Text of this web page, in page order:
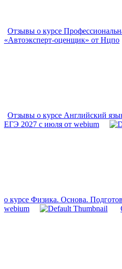
Отзывы о курсе
«Автоэксперт-оценщик» от Нцпо
Отзывы о курсе Английский
ЕГЭ 2027 с июля от webium
о курсе Физика. Основа.
webium